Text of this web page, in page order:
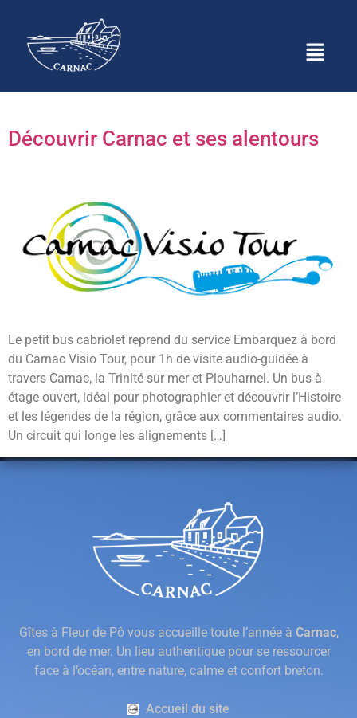
Étiquette :
Carnac & ses alentours
Découvrir Carnac et ses alentours
Le petit bus cabriolet reprend du service Embarquez à bord
du Carnac Visio Tour, pour 1h de visite audio-guidée à
travers Carnac, la Trinité sur mer et Plouharnel. Un bus à
étage ouvert, idéal pour photographier et découvrir l’Histoire
et les légendes de la région, grâce aux commentaires audio.
Un circuit qui longe les alignements […]
Gîtes à Fleur de Pô vous accueille toute l’année à Carnac,
en bord de mer. Un lieu authentique pour se ressourcer
face à l’océan, entre nature, calme et confort breton.
Accueil du site